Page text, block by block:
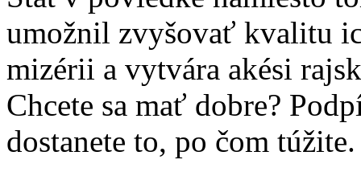
umožnil zvyšovať kvalitu
mizérii a vytvára akési
Chcete sa mať dobre?
dostanete to, po čom túžite.